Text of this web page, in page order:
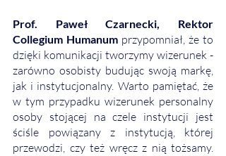
Prof. Paweł Czarnecki, Rektor
Collegium Humanum przypomniał, że to
dzięki komunikacji tworzymy wizerunek -
zarówno osobisty budując swoją markę,
jak i instytucjonalny. Warto pamiętać, że
w tym przypadku wizerunek personalny
osoby stojącej na czele instytucji jest
ściśle powiązany z instytucją, której
przewodzi, czy też wręcz z nią tożsamy.